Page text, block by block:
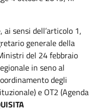
sensi dell’articolo 1,
generale della
del 24 febbraio
in seno al
degli
e OT2 (Agenda